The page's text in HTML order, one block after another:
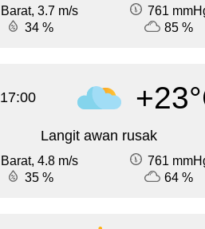
Barat, 3.7 m/s
761
34 %
85 %
17:00
Langit awan rusak
Barat, 4.8 m/s
761
35 %
64 %